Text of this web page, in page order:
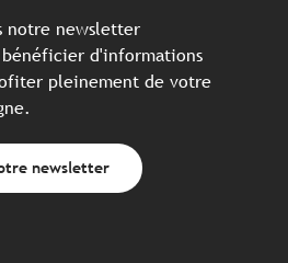
notre newsletter
d'informations
pleinement de votre
newsletter